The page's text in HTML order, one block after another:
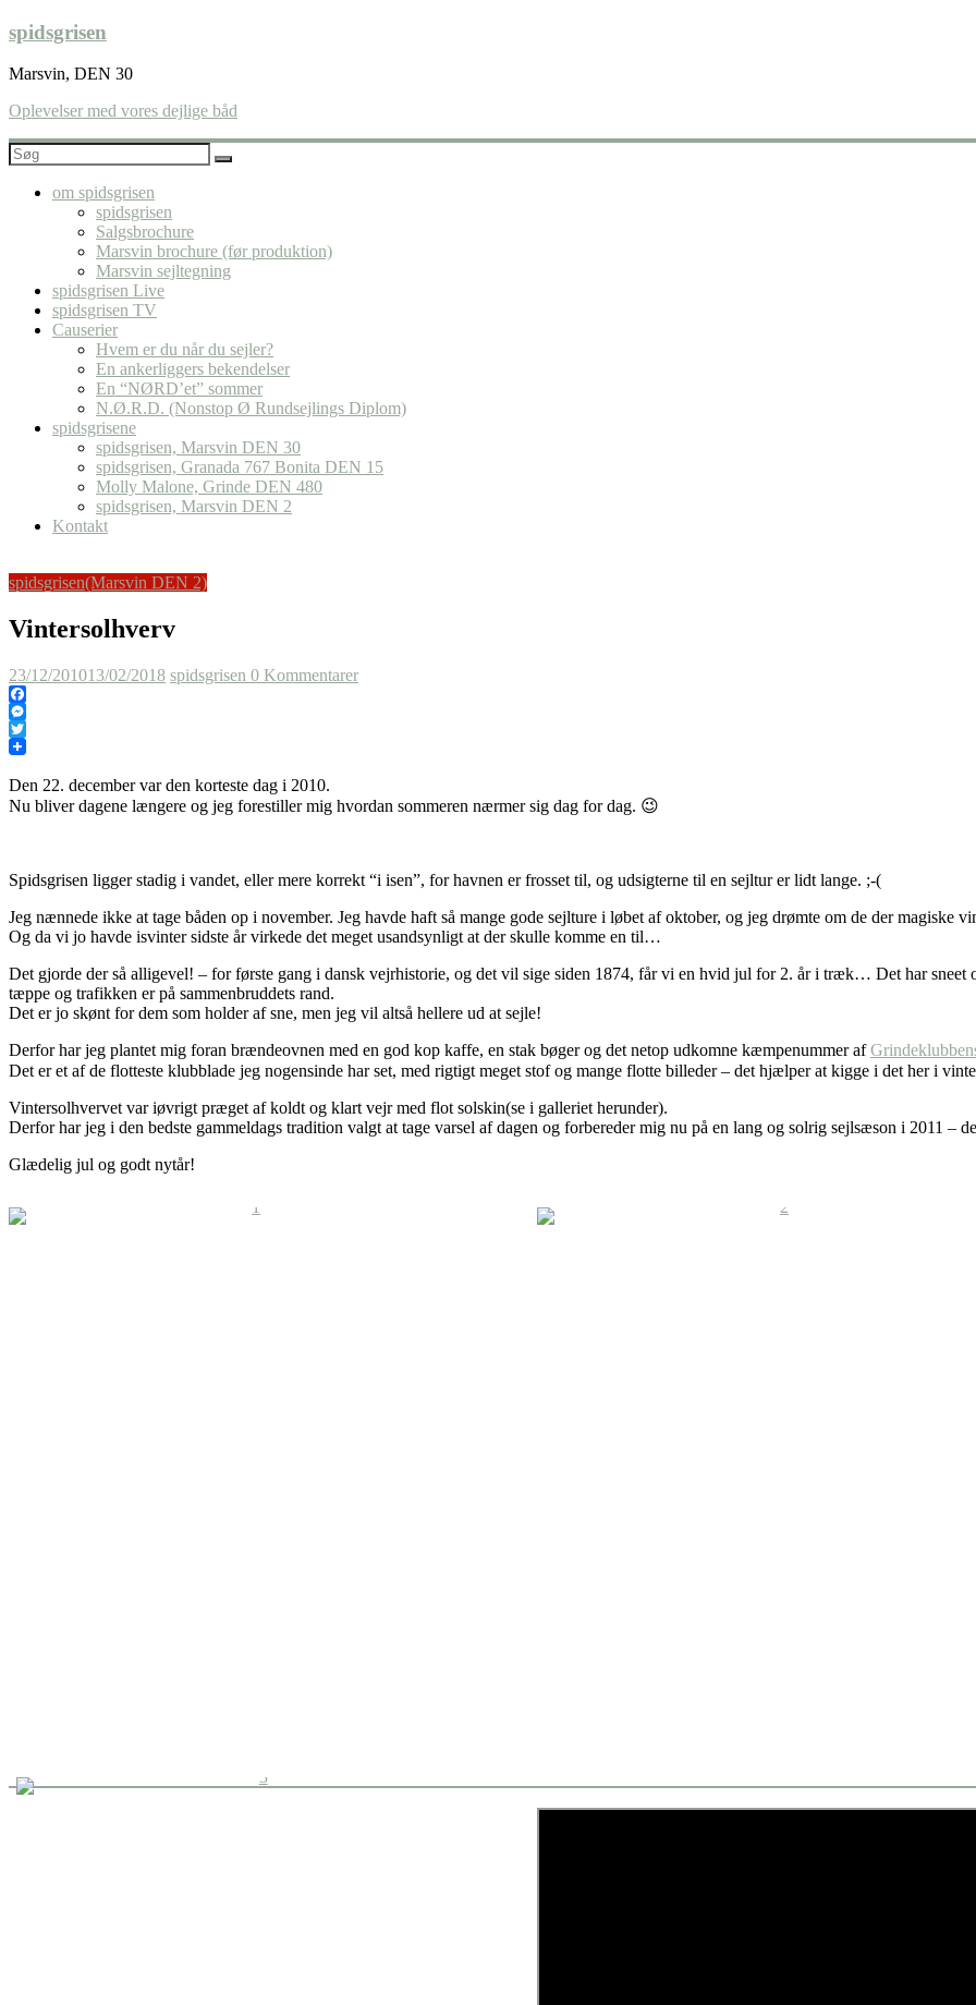
Skip
to
content
spidsgrisen
Marsvin, DEN 30
Oplevelser med vores dejlige båd
om spidsgrisen
spidsgrisen
Salgsbrochure
Marsvin brochure (før produktion)
Marsvin sejltegning
spidsgrisen Live
spidsgrisen TV
Causerier
Hvem er du når du sejler?
En ankerliggers bekendelser
En “NØRD’et” sommer
N.Ø.R.D. (Nonstop Ø Rundsejlings Diplom)
spidsgrisene
spidsgrisen, Marsvin DEN 30
spidsgrisen, Granada 767 Bonita DEN 15
Molly Malone, Grinde DEN 480
spidsgrisen, Marsvin DEN 2
Kontakt
spidsgrisen(Marsvin DEN 2)
Vintersolhverv
23/12/201013/02/2018 spidsgrisen 0 Kommentarer
Facebook
Messenger
Twitter
Den 22. december var den korteste dag i 2010.
Nu bliver dagene længere og jeg forestiller mig hvordan sommeren nærmer sig dag for dag. 😉
Spidsgrisen ligger stadig i vandet, eller mere korrekt “i isen”, for havnen er frosset til, og udsigterne til en sejltur er lidt lange. ;-(
Jeg nænnede ikke at tage båden op i november. Jeg havde haft så mange gode sejlture i løbet af oktober, og jeg drømte om de der magiske
Og da vi jo havde isvinter sidste år virkede det meget usandsynligt at der skulle komme en til…
Det gjorde der så alligevel! – for første gang i dansk vejrhistorie, og det vil sige siden 1874, får vi en hvid jul for 2. år i træk… Det har sneet
tæppe og trafikken er på sammenbruddets rand.
Det er jo skønt for dem som holder af sne, men jeg vil altså hellere ud at sejle!
Derfor har jeg plantet mig foran brændeovnen med en god kop kaffe, en stak bøger og det netop udkomne kæmpenummer af
Det er et af de flotteste klubblade jeg nogensinde har set, med rigtigt meget stof og mange flotte billeder – det hjælper at kigge i det her i
Vintersolhvervet var iøvrigt præget af koldt og klart vejr med flot solskin(se i galleriet herunder).
Derfor har jeg i den bedste gammeldags tradition valgt at tage varsel af dagen og forbereder mig nu på en lang og solrig sejlsæson i 2011 –
Glædelig jul og godt nytår!